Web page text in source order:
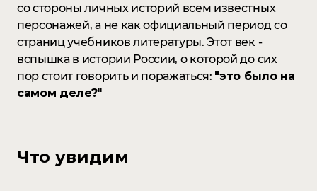
со стороны личных историй всем известных
персонажей, а не как официальный период со
страниц учебников литературы. Этот век -
вспышка в истории России, о которой до сих
пор стоит говорить и поражаться: "это было на
самом деле?"
Что увидим